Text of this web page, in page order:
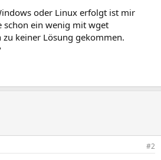
oder Linux erfolgt ist mir
schon ein wenig mit wget
keiner Lösung gekommen.
#2